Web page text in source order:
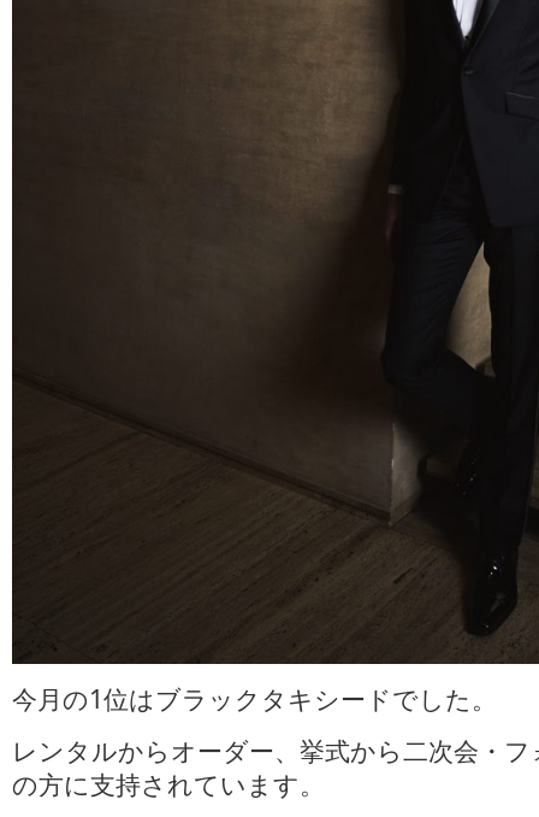
今月の1位はブラックタキシードでした。
レンタルからオーダー、挙式から二次会・
の方に支持されています。